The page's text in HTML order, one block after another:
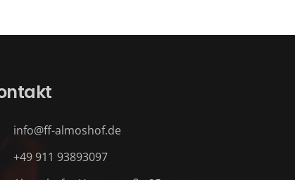
info@ff-almoshof.de
+49 911 93893097